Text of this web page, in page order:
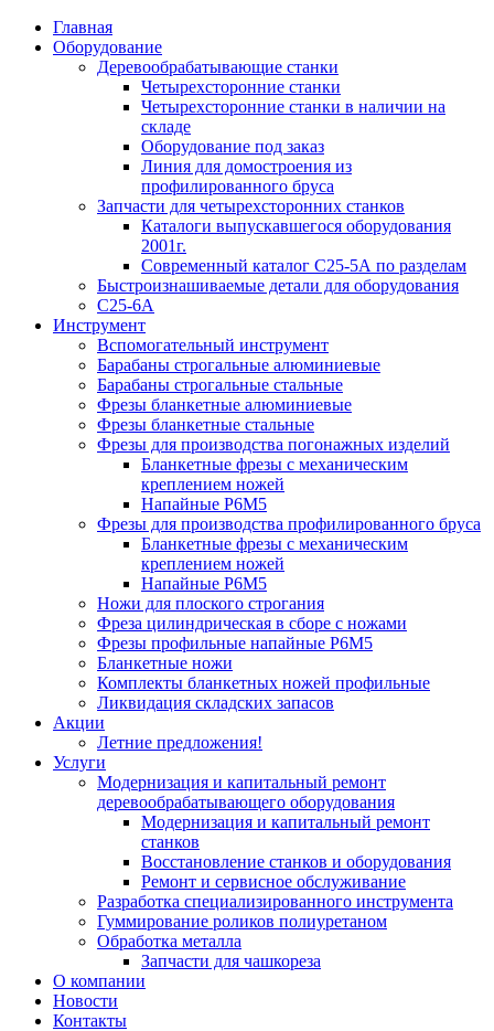
Главная
Оборудование
Деревообрабатывающие станки
Четырехсторонние станки
Четырехсторонние станки в наличии на
складе
Оборудование под заказ
Линия для домостроения из
профилированного бруса
Запчасти для четырехсторонних станков
Каталоги выпускавшегося оборудования
2001г.
Современный каталог С25-5А по разделам
Быстроизнашиваемые детали для оборудования
С25-6А
Инструмент
Вспомогательный инструмент
Барабаны строгальные алюминиевые
Барабаны строгальные стальные
Фрезы бланкетные алюминиевые
Фрезы бланкетные стальные
Фрезы для производства погонажных изделий
Бланкетные фрезы с механическим
креплением ножей
Напайные Р6М5
Фрезы для производства профилированного бруса
Бланкетные фрезы с механическим
креплением ножей
Напайные Р6М5
Ножи для плоского строгания
Фреза цилиндрическая в сборе с ножами
Фрезы профильные напайные Р6М5
Бланкетные ножи
Комплекты бланкетных ножей профильные
Ликвидация складских запасов
Акции
Летние предложения!
Услуги
Модернизация и капитальный ремонт
деревообрабатывающего оборудования
Модернизация и капитальный ремонт
станков
Восстановление станков и оборудования
Ремонт и сервисное обслуживание
Разработка специализированного инструмента
Гуммирование роликов полиуретаном
Обработка металла
Запчасти для чашкореза
О компании
Новости
Контакты